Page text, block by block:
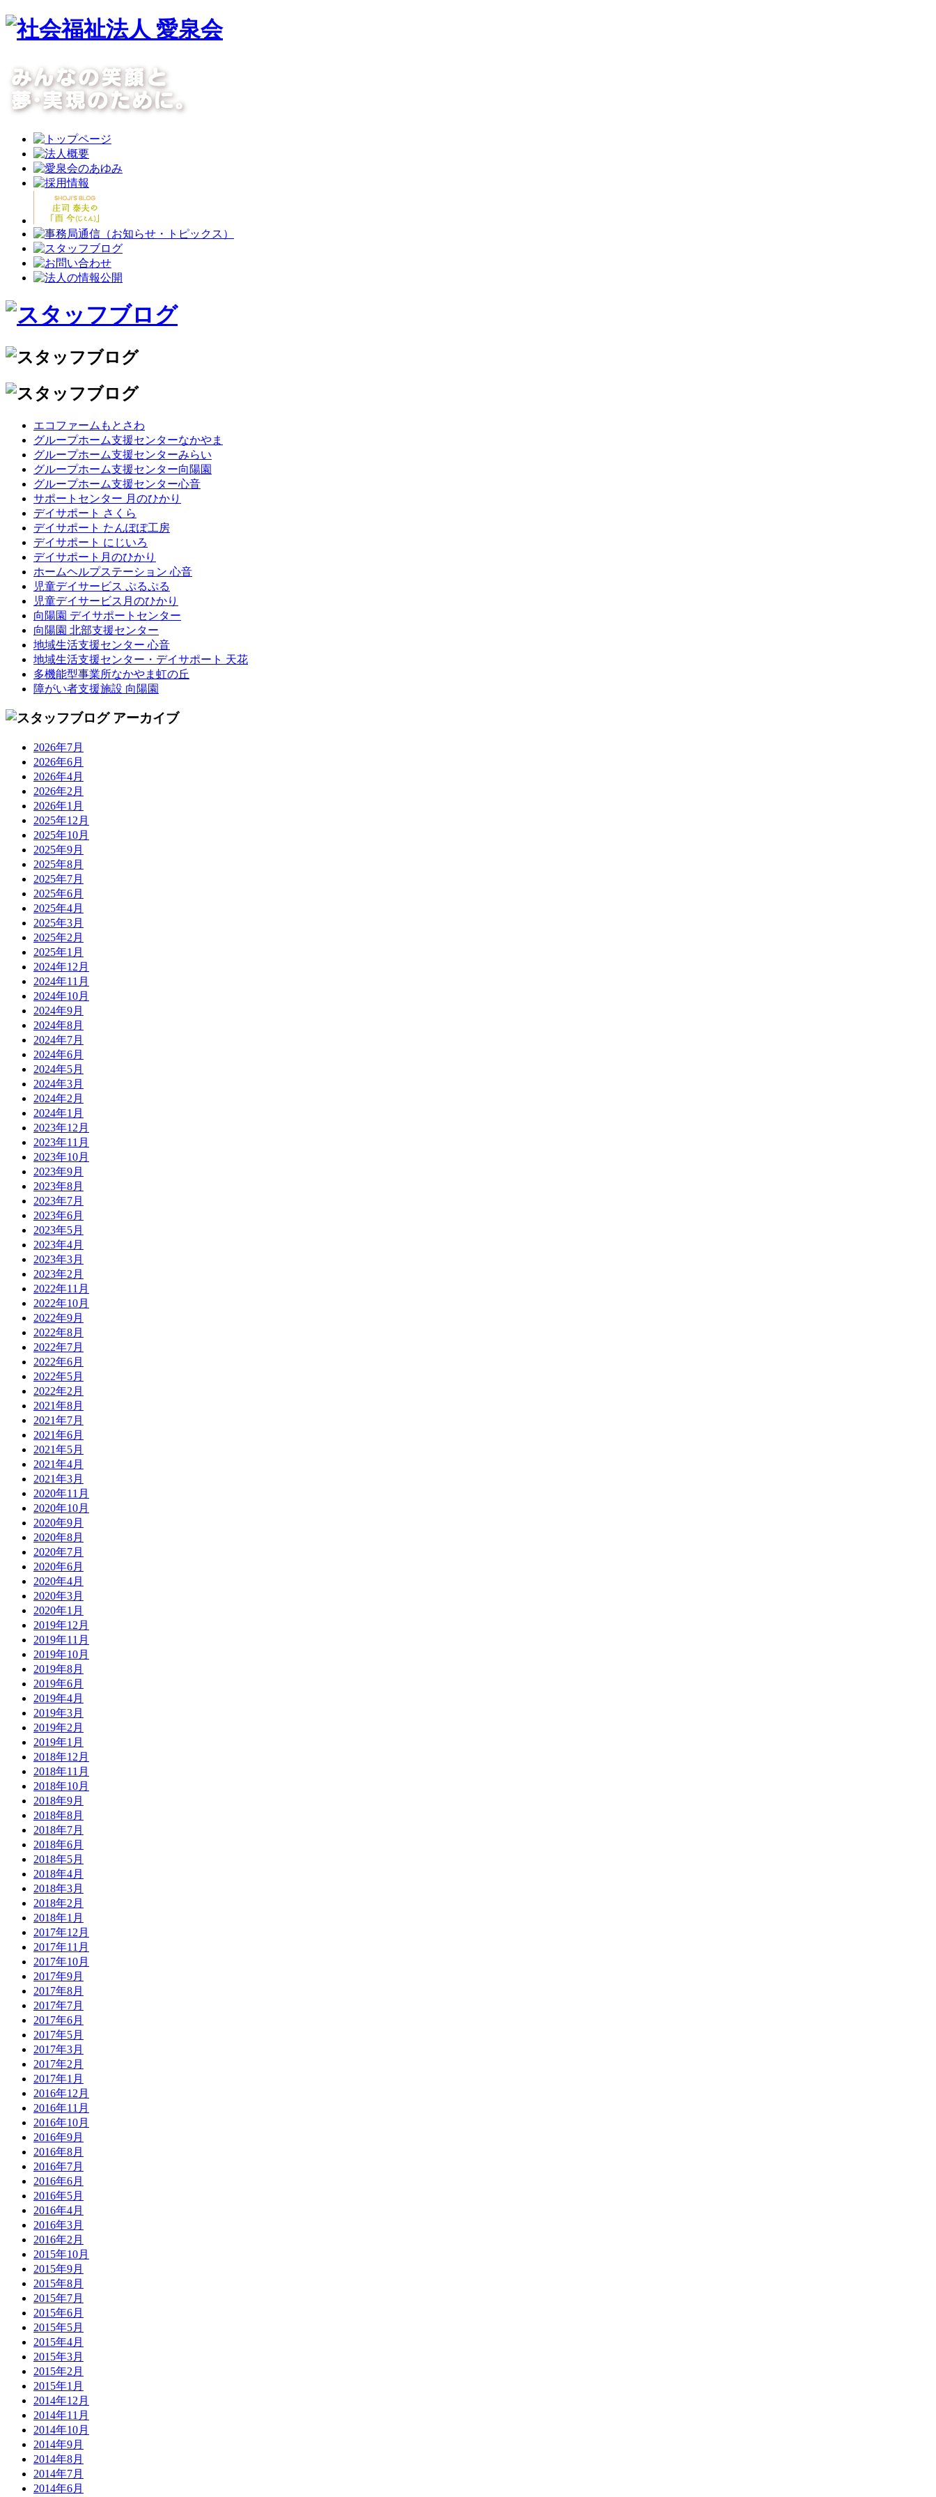
エコファームもとさわ
グループホーム支援センターなかやま
グループホーム支援センターみらい
グループホーム支援センター向陽園
グループホーム支援センター心音
サポートセンター 月のひかり
デイサポート さくら
デイサポート たんぽぽ工房
デイサポート にじいろ
デイサポート月のひかり
ホームヘルプステーション 心音
児童デイサービス ぷるぷる
児童デイサービス月のひかり
向陽園 デイサポートセンター
向陽園 北部支援センター
地域生活支援センター 心音
地域生活支援センター・デイサポート 天花
多機能型事業所なかやま虹の丘
障がい者支援施設 向陽園
2026年7月
2026年6月
2026年4月
2026年2月
2026年1月
2025年12月
2025年10月
2025年9月
2025年8月
2025年7月
2025年6月
2025年4月
2025年3月
2025年2月
2025年1月
2024年12月
2024年11月
2024年10月
2024年9月
2024年8月
2024年7月
2024年6月
2024年5月
2024年3月
2024年2月
2024年1月
2023年12月
2023年11月
2023年10月
2023年9月
2023年8月
2023年7月
2023年6月
2023年5月
2023年4月
2023年3月
2023年2月
2022年11月
2022年10月
2022年9月
2022年8月
2022年7月
2022年6月
2022年5月
2022年2月
2021年8月
2021年7月
2021年6月
2021年5月
2021年4月
2021年3月
2020年11月
2020年10月
2020年9月
2020年8月
2020年7月
2020年6月
2020年4月
2020年3月
2020年1月
2019年12月
2019年11月
2019年10月
2019年8月
2019年6月
2019年4月
2019年3月
2019年2月
2019年1月
2018年12月
2018年11月
2018年10月
2018年9月
2018年8月
2018年7月
2018年6月
2018年5月
2018年4月
2018年3月
2018年2月
2018年1月
2017年12月
2017年11月
2017年10月
2017年9月
2017年8月
2017年7月
2017年6月
2017年5月
2017年3月
2017年2月
2017年1月
2016年12月
2016年11月
2016年10月
2016年9月
2016年8月
2016年7月
2016年6月
2016年5月
2016年4月
2016年3月
2016年2月
2015年10月
2015年9月
2015年8月
2015年7月
2015年6月
2015年5月
2015年4月
2015年3月
2015年2月
2015年1月
2014年12月
2014年11月
2014年10月
2014年9月
2014年8月
2014年7月
2014年6月